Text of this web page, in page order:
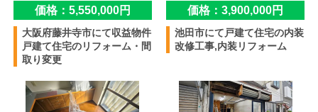
価格：5,550,000円
大阪府藤井寺市にて収益物件
戸建て住宅のリフォーム・間
取り変更
価格：3,900,000円
池田市にて戸建て住宅の内装
改修工事,内装リフォーム